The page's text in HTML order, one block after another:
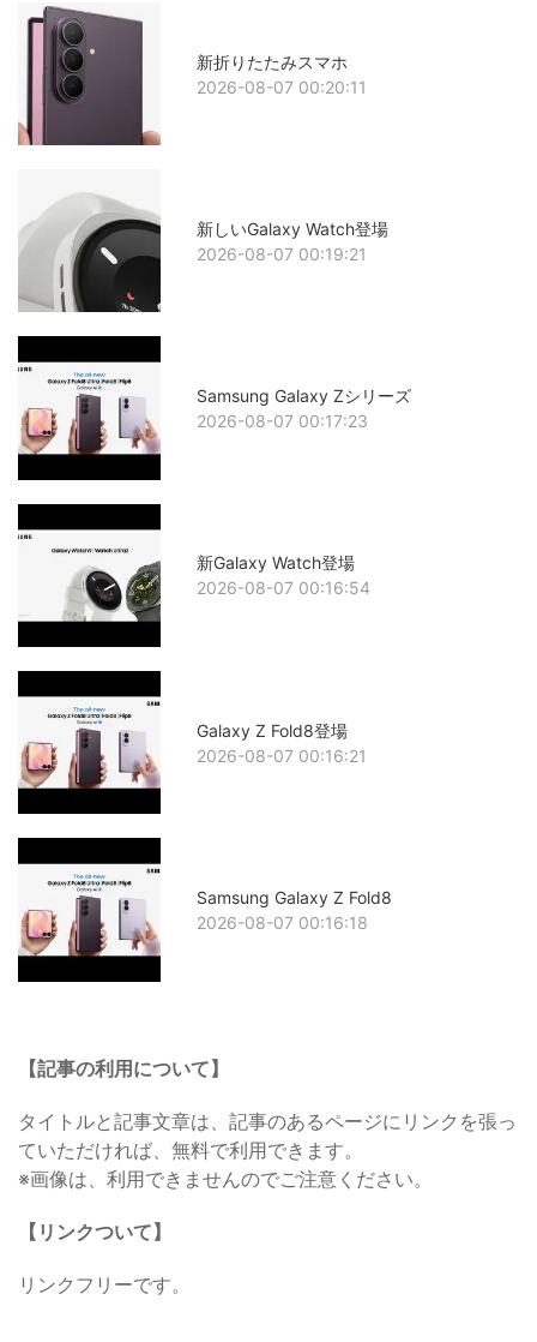
新折りたたみスマホ
2026-08-07 00:20:11
新しいGalaxy Watch登場
2026-08-07 00:19:21
Samsung Galaxy Zシリーズ
2026-08-07 00:17:23
新Galaxy Watch登場
2026-08-07 00:16:54
Galaxy Z Fold8登場
2026-08-07 00:16:21
Samsung Galaxy Z Fold8
2026-08-07 00:16:18
【記事の利用について】
タイトルと記事文章は、記事のあるページにリンクを張っ
ていただければ、無料で利用できます。
※画像は、利用できませんのでご注意ください。
【リンクついて】
リンクフリーです。